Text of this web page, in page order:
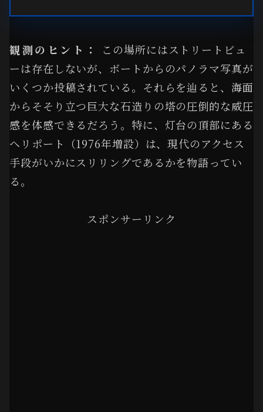
観測のヒント：
この場所にはストリートビュ
ーは存在しないが、ボートからのパノラマ写真が
いくつか投稿されている。それらを辿ると、海面
からそそり立つ巨大な石造りの塔の圧倒的な威圧
感を体感できるだろう。特に、灯台の頂部にある
ヘリポート（1976年増設）は、現代のアクセス
手段がいかにスリリングであるかを物語ってい
る。
スポンサーリンク